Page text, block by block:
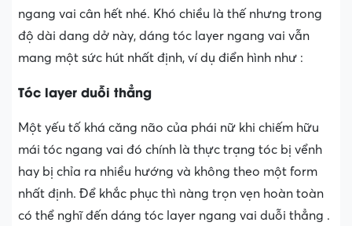
ngang vai cân hết nhé. Khó chiều là thế nhưng trong
độ dài dang dở này, dáng tóc layer ngang vai vẫn
mang một sức hút nhất định, ví dụ điển hình như :
Tóc layer duỗi thẳng
Một yếu tố khá căng não của phái nữ khi chiếm hữu
mái tóc ngang vai đó chính là thực trạng tóc bị vểnh
hay bị chỉa ra nhiều hướng và không theo một form
nhất định. Để khắc phục thì nàng trọn vẹn hoàn toàn
có thể nghĩ đến dáng tóc layer ngang vai duỗi thẳng .